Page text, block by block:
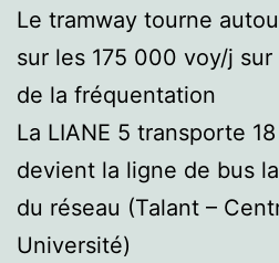
Le tramway tourne
sur les 175 000 voy/j
de la fréquentation
La LIANE 5 transporte
devient la ligne de bus
du réseau (Talant –
Université)